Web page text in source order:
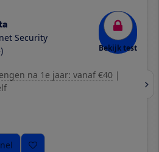
Security
Bekijk test
na 1e jaar: vanaf €40 |